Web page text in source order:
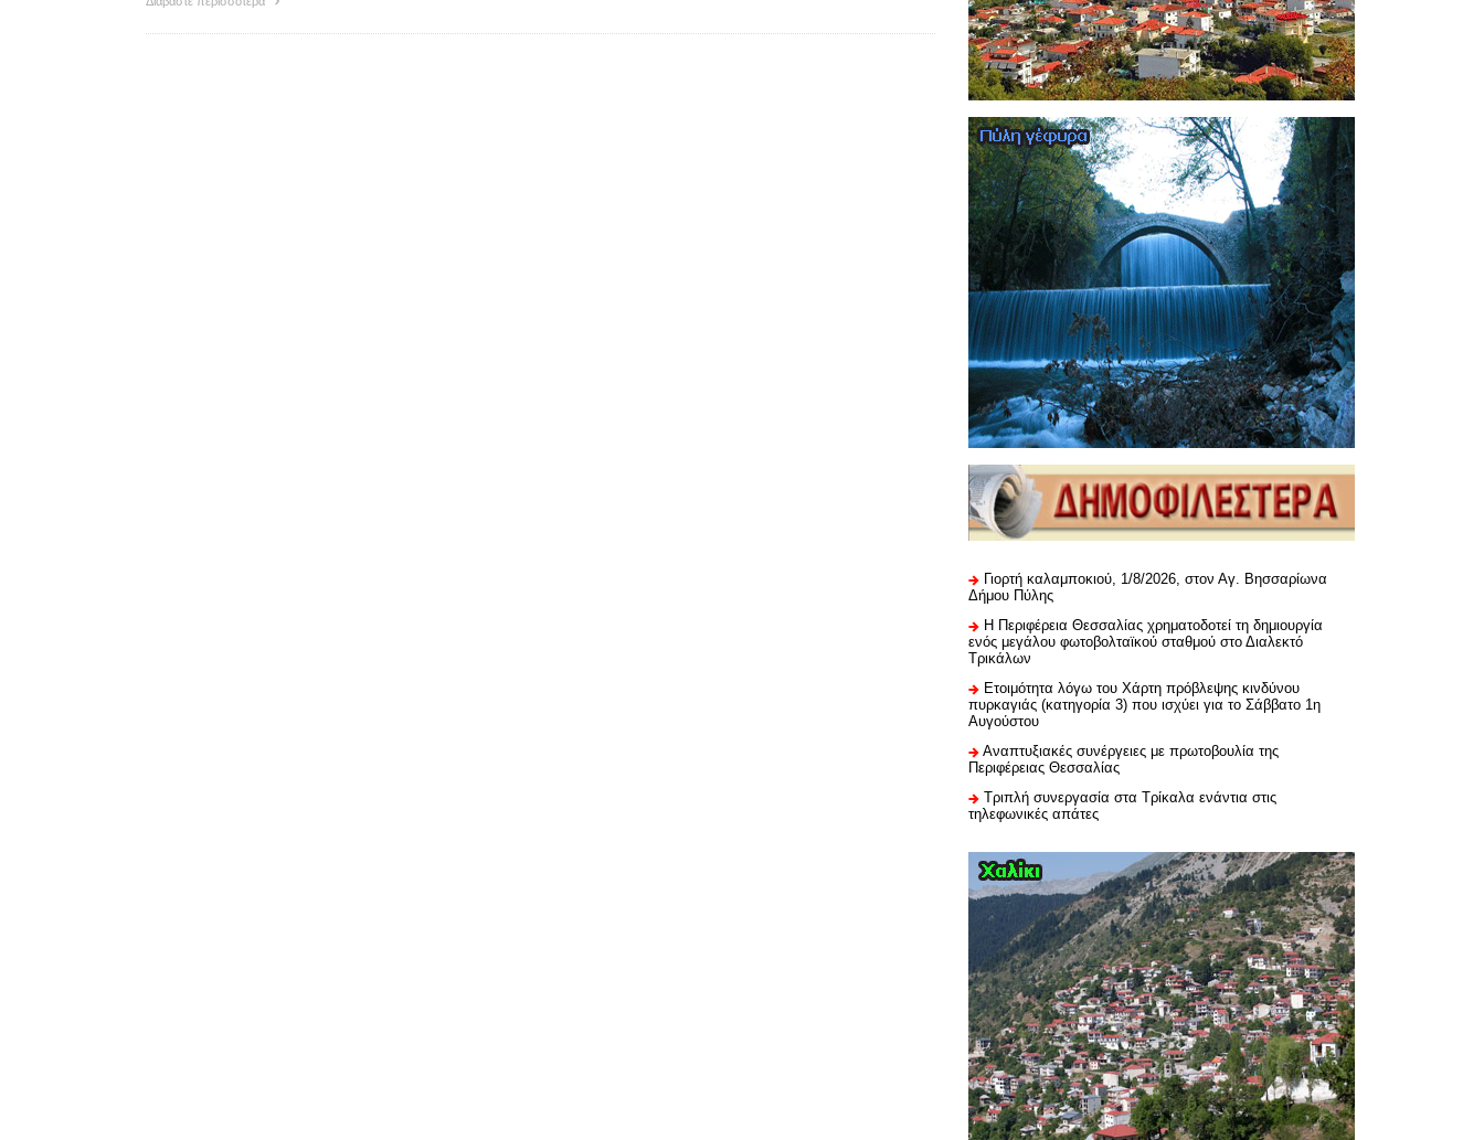
Γιορτή καλαμποκιού, 1/8/2026, στον Αγ. Βησσαρίωνα
Δήμου Πύλης
H Περιφέρεια Θεσσαλίας χρηματοδοτεί τη δημιουργία
ενός μεγάλου φωτοβολταϊκού σταθμού στο Διαλεκτό
Τρικάλων
Ετοιμότητα λόγω του Χάρτη πρόβλεψης κινδύνου
πυρκαγιάς (κατηγορία 3) που ισχύει για το Σάββατο 1η
Αυγούστου
Αναπτυξιακές συνέργειες με πρωτοβουλία της
Περιφέρειας Θεσσαλίας
Τριπλή συνεργασία στα Τρίκαλα ενάντια στις
τηλεφωνικές απάτες